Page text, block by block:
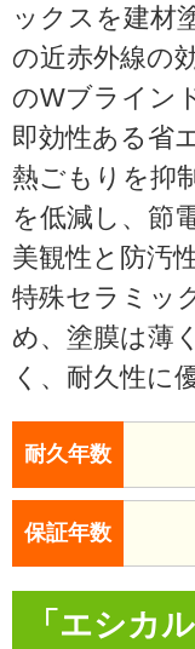
ックスを建材
の近赤外線の
のWブライン
即効性ある省
熱ごもりを抑
を低減し、節
美観性と防汚
特殊セラミッ
め、塗膜は薄
く、耐久性に
耐久年数
保証年数
「エシカ